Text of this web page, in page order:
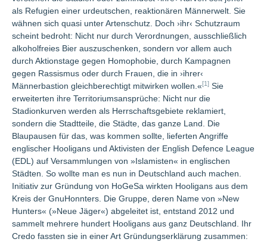
als Refugien einer urdeutschen, reaktionären Männerwelt. Sie
wähnen sich quasi unter Artenschutz. Doch ›ihr‹ Schutzraum
scheint bedroht: Nicht nur durch Verordnungen, ausschließlich
alkoholfreies Bier auszuschenken, sondern vor allem auch
durch Aktionstage gegen Homophobie, durch Kampagnen
gegen Rassismus oder durch Frauen, die in ›ihrer‹
Männerbastion gleichberechtigt mitwirken wollen.«[1] Sie
erweiterten ihre Territoriumsansprüche: Nicht nur die
Stadionkurven werden als Herrschaftsgebiete reklamiert,
sondern die Stadtteile, die Städte, das ganze Land. Die
Blaupausen für das, was kommen sollte, lieferten Angriffe
englischer Hooligans und Aktivisten der English Defence League
(EDL) auf Versammlungen von »Islamisten« in englischen
Städten. So wollte man es nun in Deutschland auch machen.
Initiativ zur Gründung von HoGeSa wirkten Hooligans aus dem
Kreis der GnuHonnters. Die Gruppe, deren Name von »New
Hunters« (»Neue Jäger«) abgeleitet ist, entstand 2012 und
sammelt mehrere hundert Hooligans aus ganz Deutschland. Ihr
Credo fassten sie in einer Art Gründungserklärung zusammen: